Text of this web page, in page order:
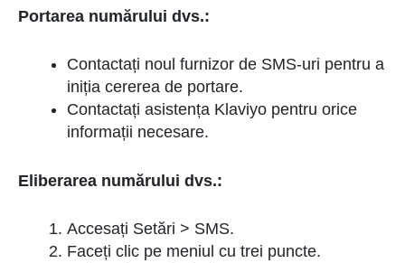
Portarea numărului dvs.:
Contactați noul furnizor de SMS-uri pentru a
iniția cererea de portare.
Contactați asistența Klaviyo pentru orice
informații necesare.
Eliberarea numărului dvs.:
Accesați Setări > SMS.
Faceți clic pe meniul cu trei puncte.